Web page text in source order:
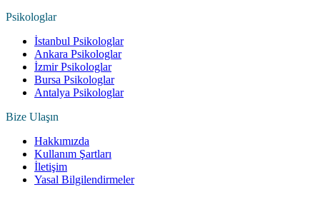
Psikologlar
İstanbul Psikologlar
Ankara Psikologlar
İzmir Psikologlar
Bursa Psikologlar
Antalya Psikologlar
Bize Ulaşın
Hakkımızda
Kullanım Şartları
İletişim
Yasal Bilgilendirmeler